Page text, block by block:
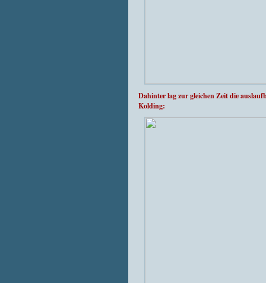
Dahinter lag zur gleichen Zeit die
Kolding: